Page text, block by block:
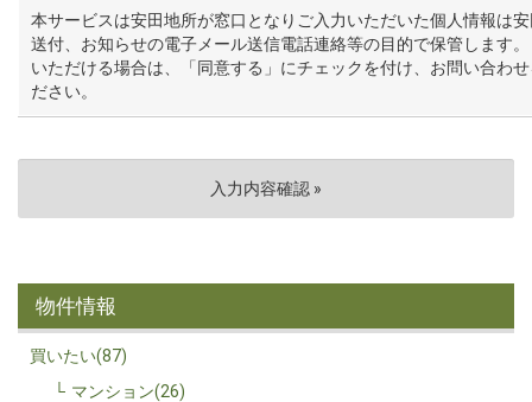
本サービスは安田地所が窓口となりご入力いただいた個人情報は
送付、お知らせの電子メール送信電話連絡等の目的で保管します
いただける場合は、「同意する」にチェックを付け、お問い合わ
ださい。
物件情報
買いたい(87)
マンション(26)